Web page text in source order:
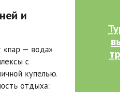
и
«пар — вода»
с
купелью.
отдыха: